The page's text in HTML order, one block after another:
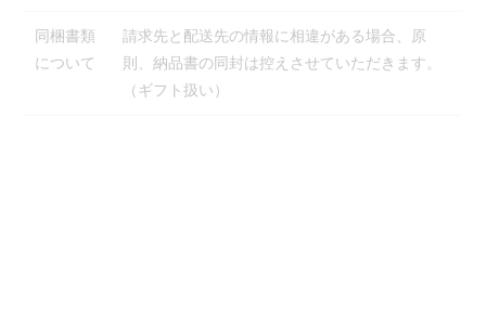
同梱書類
について
請求先と配送先の情報に相違がある場合、原
則、納品書の同封は控えさせていただきます。
（ギフト扱い）